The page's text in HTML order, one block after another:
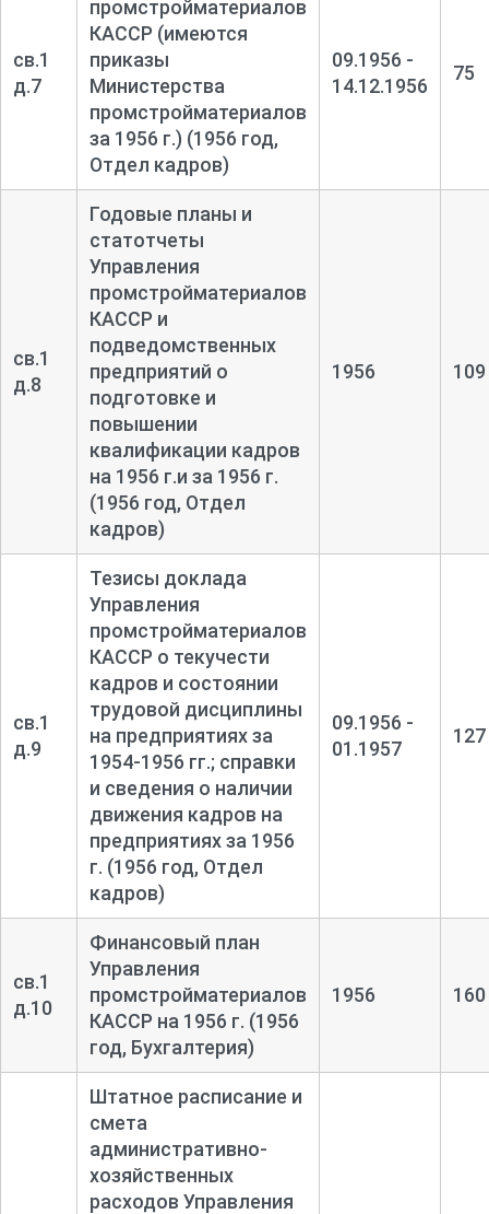
св.1
д.7
промстройматериалов
КАССР (имеются
приказы
Министерства
промстройматериалов
за 1956 г.) (1956 год,
Отдел кадров)
09.1956 -
14.12.1956
75
св.1
д.8
Годовые планы и
статотчеты
Управления
промстройматериалов
КАССР и
подведомственных
предприятий о
подготовке и
повышении
квалификации кадров
на 1956 г.и за 1956 г.
(1956 год, Отдел
кадров)
1956 109
св.1
д.9
Тезисы доклада
Управления
промстройматериалов
КАССР о текучести
кадров и состоянии
трудовой дисциплины
на предприятиях за
1954-1956 гг.; справки
и сведения о наличии
движения кадров на
предприятиях за 1956
г. (1956 год, Отдел
кадров)
09.1956 -
01.1957
127
св.1
д.10
Финансовый план
Управления
промстройматериалов
КАССР на 1956 г. (1956
год, Бухгалтерия)
1956 160
Штатное расписание и
смета
административно-
хозяйственных
расходов Управления